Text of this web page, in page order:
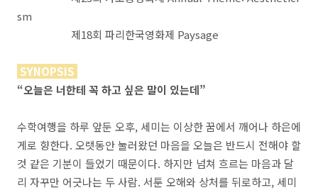
sm
제18회 파리한국영화제 Paysage
SYNOPSIS
“오늘은 너한테 꼭 하고 싶은 말이 있는데”
수학여행을 하루 앞둔 오후, 세미는 이상한 꿈에서 깨어나 하은에
게로 향한다. 오랫동안 눌러왔던 마음을 오늘은 반드시 전해야 할
것 같은 기분이 들었기 때문이다. 하지만 넘쳐 흐르는 마음과 달
리 자꾸만 어긋나는 두 사람. 서툰 오해와 상처를 뒤로하고, 세미